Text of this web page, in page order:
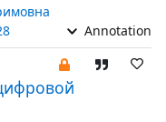
Annotation